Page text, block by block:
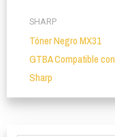
SHARP
Tóner Negro MX31
GTBA Compatible con
Sharp